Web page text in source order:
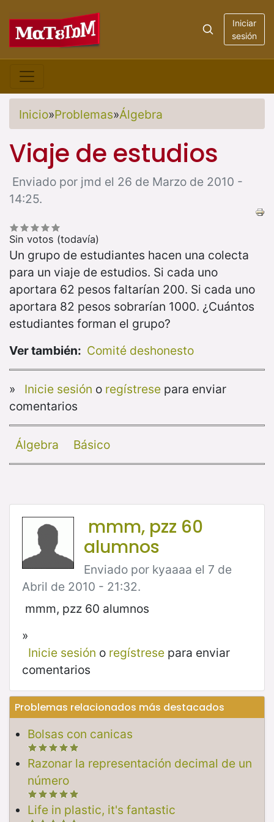
Iniciar
sesión
Inicio»Problemas»Álgebra
Viaje de estudios
Enviado por jmd el 26 de Marzo de 2010 -
14:25.
Sin votos (todavía)
Un grupo de estudiantes hacen una colecta
para un viaje de estudios. Si cada uno
aportara 62 pesos faltarían 200. Si cada uno
aportara 82 pesos sobrarían 1000. ¿Cuántos
estudiantes forman el grupo?
Ver también: Comité deshonesto
» Inicie sesión o regístresepara enviar
comentarios
Álgebra Básico
mmm, pzz 60
alumnos
Enviado por kyaaaa el 7 de
Abril de 2010 - 21:32.
mmm, pzz 60 alumnos
»
Inicie sesión o regístresepara enviar
comentarios
Problemas relacionados más destacados
Bolsas con canicas
Razonar la representación decimal de un
número
Life in plastic, it's fantastic